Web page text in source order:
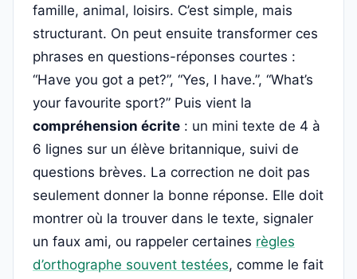
famille, animal, loisirs. C’est simple, mais
structurant. On peut ensuite transformer ces
phrases en questions-réponses courtes :
“Have you got a pet?”, “Yes, I have.”, “What’s
your favourite sport?” Puis vient la
compréhension écrite : un mini texte de 4 à
6 lignes sur un élève britannique, suivi de
questions brèves. La correction ne doit pas
seulement donner la bonne réponse. Elle doit
montrer où la trouver dans le texte, signaler
un faux ami, ou rappeler certaines règles
d’orthographe souvent testées, comme le fait